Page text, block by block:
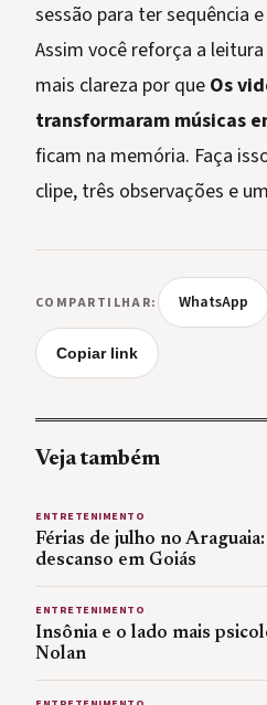
sessão para ter sequência
Assim você reforça a
mais clareza por que Os
transformaram músicas
ficam na memória. Faça
clipe, três observações e
COMPARTILHAR: WhatsApp
Copiar link
Veja também
ENTRETENIMENTO
Férias de julho no
descanso em Goiás
ENTRETENIMENTO
Insônia e o lado mais
Nolan